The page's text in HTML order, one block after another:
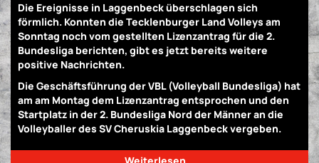
Die Ereignisse in Laggenbeck überschlagen sich
förmlich. Konnten die Tecklenburger Land Volleys am
Sonntag noch vom gestellten Lizenzantrag für die 2.
Bundesliga berichten, gibt es jetzt bereits weitere
positive Nachrichten.
Die Geschäftsführung der VBL (Volleyball Bundesliga) hat
am am Montag dem Lizenzantrag entsprochen und den
Startplatz in der 2. Bundesliga Nord der Männer an die
Volleyballer des SV Cheruskia Laggenbeck vergeben.